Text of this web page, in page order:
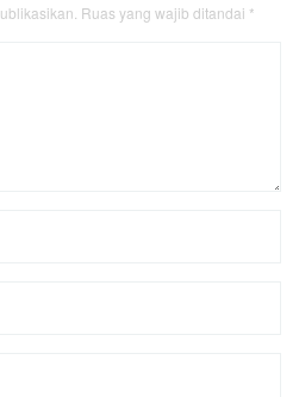
Ruas yang wajib ditandai *